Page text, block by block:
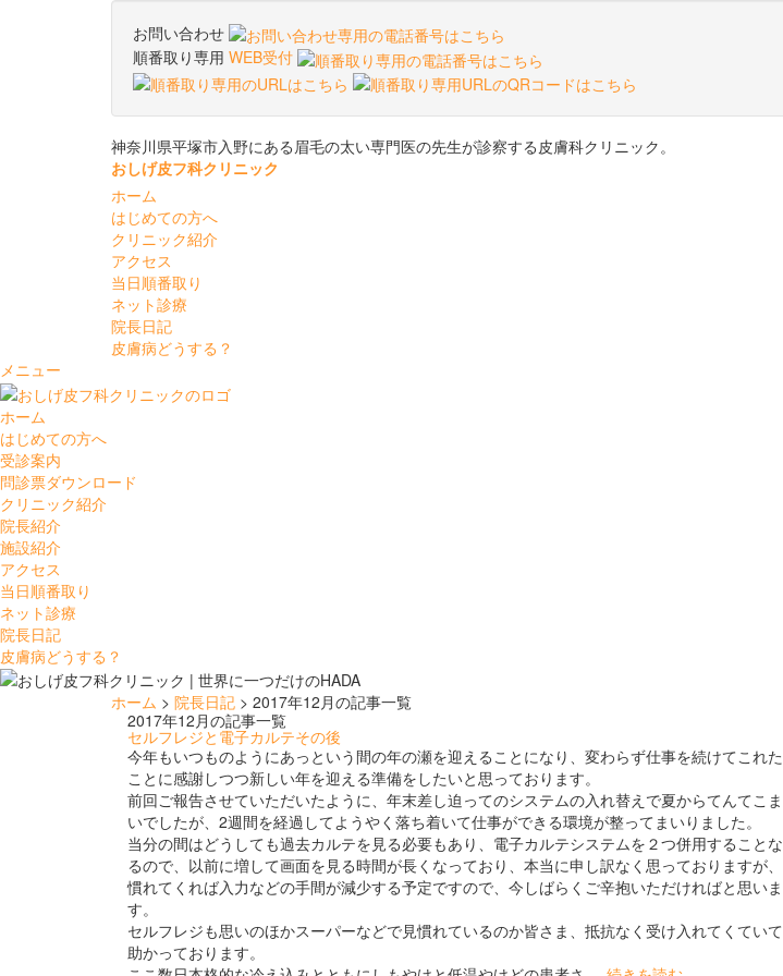
お問い合わせ
順番取り専用 WEB受付
神奈川県平塚市入野にある眉毛の太い専門医の先生が診察する皮膚科クリニック。
おしげ皮フ科クリニック
ホーム
はじめての方へ
クリニック紹介
アクセス
当日順番取り
ネット診療
院長日記
皮膚病どうする？
メニュー
ホーム
はじめての方へ
受診案内
問診票ダウンロード
クリニック紹介
院長紹介
施設紹介
アクセス
当日順番取り
ネット診療
院長日記
皮膚病どうする？
ホーム > 院長日記 > 2017年12月の記事一覧
2017年12月の記事一覧
セルフレジと電子カルテその後
今年もいつものようにあっという間の年の瀬を迎えることになり、変わらず仕事を続けてこれた
ことに感謝しつつ新しい年を迎える準備をしたいと思っております。
前回ご報告させていただいたように、年末差し迫ってのシステムの入れ替えで夏からてんてこま
いでしたが、2週間を経過してようやく落ち着いて仕事ができる環境が整ってまいりました。
当分の間はどうしても過去カルテを見る必要もあり、電子カルテシステムを２つ併用することな
るので、以前に増して画面を見る時間が長くなっており、本当に申し訳なく思っておりますが、
慣れてくれば入力などの手間が減少する予定ですので、今しばらくご辛抱いただければと思いま
す。
セルフレジも思いのほかスーパーなどで見慣れているのか皆さま、抵抗なく受け入れてくていて
助かっております。